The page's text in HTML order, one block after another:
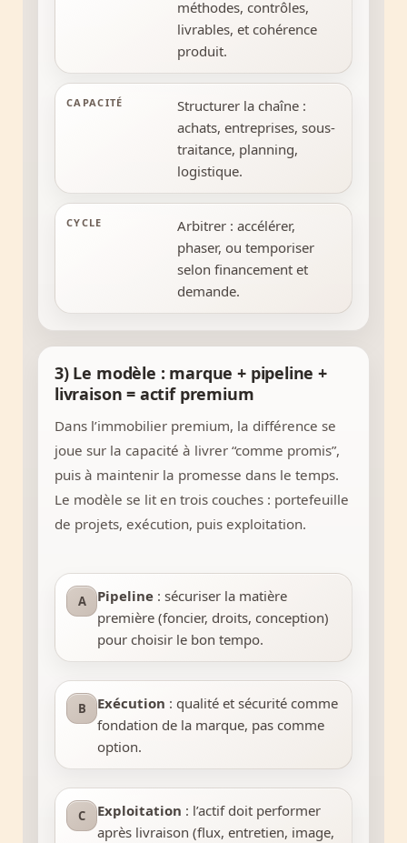
méthodes, contrôles,
livrables, et cohérence
produit.
CAPACITÉ
Structurer la chaîne :
achats, entreprises, sous-
traitance, planning,
logistique.
CYCLE
Arbitrer : accélérer,
phaser, ou temporiser
selon financement et
demande.
3) Le modèle : marque + pipeline +
livraison = actif premium
Dans l’immobilier premium, la différence se
joue sur la capacité à livrer “comme promis”,
puis à maintenir la promesse dans le temps.
Le modèle se lit en trois couches : portefeuille
de projets, exécution, puis exploitation.
A Pipeline : sécuriser la matière
première (foncier, droits, conception)
pour choisir le bon tempo.
B Exécution : qualité et sécurité comme
fondation de la marque, pas comme
option.
C Exploitation : l’actif doit performer
après livraison (flux, entretien, image,